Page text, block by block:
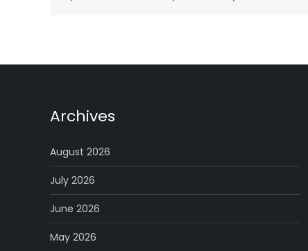
Archives
August 2026
July 2026
June 2026
May 2026